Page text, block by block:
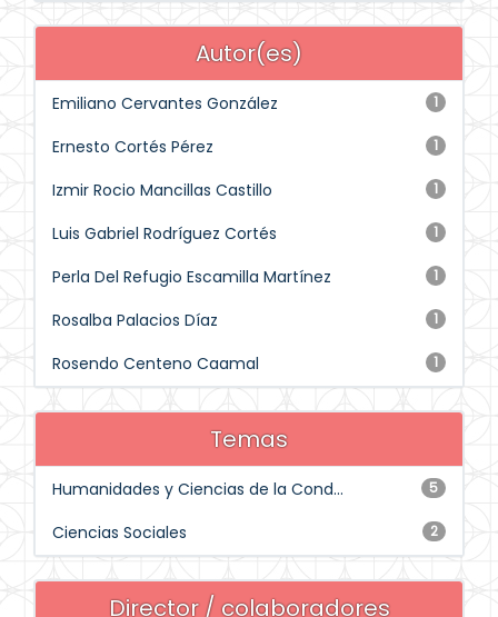
Autor(es)
1
Emiliano Cervantes González
1
Ernesto Cortés Pérez
1
Izmir Rocio Mancillas Castillo
1
Luis Gabriel Rodríguez Cortés
1
Perla Del Refugio Escamilla Martínez
1
Rosalba Palacios Díaz
1
Rosendo Centeno Caamal
Temas
5
Humanidades y Ciencias de la Cond...
2
Ciencias Sociales
Director / colaboradores